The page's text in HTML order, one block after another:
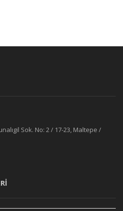
Sok. No: 2 / 17-23, Maltepe /